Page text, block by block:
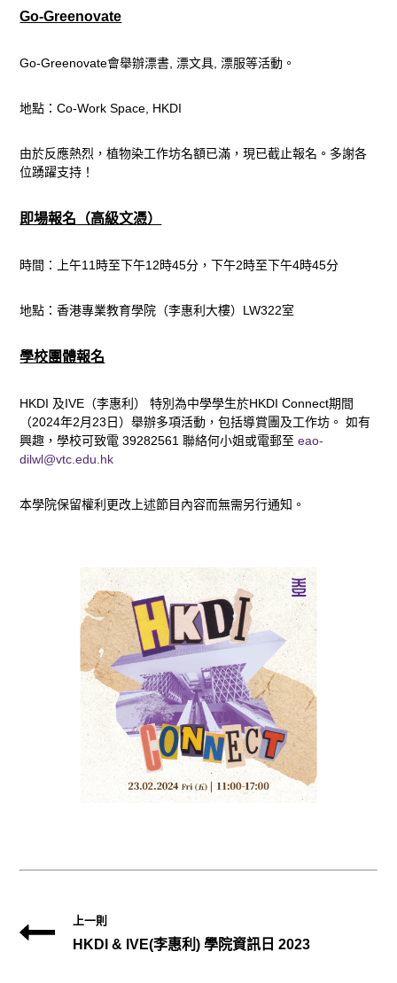
Go-Greenovate
Go-Greenovate會舉辦漂書, 漂文具, 漂服等活動。
地點：Co-Work Space, HKDI
由於反應熱烈，植物染工作坊名額已滿，現已截止報名。多謝各
位踴躍支持！
即場報名（高級文憑）
時間：上午11時至下午12時45分，下午2時至下午4時45分
地點：香港專業教育學院（李惠利大樓）LW322室
學校團體報名
HKDI 及IVE（李惠利） 特別為中學學生於HKDI Connect期間
（2024年2月23日）舉辦多項活動，包括導賞團及工作坊。 如有
興趣，學校可致電 39282561 聯絡何小姐或電郵至eao-
dilwl@vtc.edu.hk
本學院保留權利更改上述節目內容而無需另行通知。
上一則
HKDI & IVE(李惠利) 學院資訊日 2023